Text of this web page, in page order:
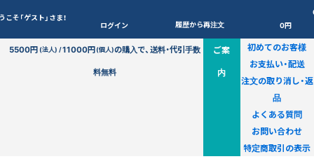
こそ「ゲスト」さま！
ログイン 履歴から再注文
0円
5500円(法人) /11000円(個人)の購入で、送料・代引手数
料無料
ご案
内
初めてのお客様
お支払い・配送
注文の取り消し・返
品
よくある質問
お問い合わせ
特定商取引の表示